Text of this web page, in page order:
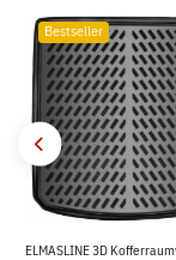
Bestseller
ELMASLINE 3D